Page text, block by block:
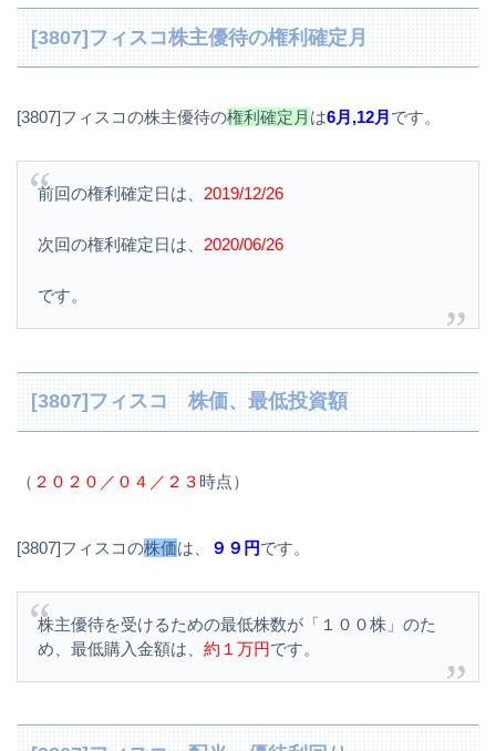
[3807]フィスコ株主優待の権利確定月
[3807]フィスコの株主優待の権利確定月 は6月,12月 です。
前回の権利確定日は、 2019/12/26
次回の権利確定日は、 2020/06/26
です。
[3807]フィスコ 株価、最低投資額
（ ２０２０／０４／２３時点）
[3807]フィスコの株価は、 ９９円です。
株主優待を受けるための最低株数が「１００株」のた
め、最低購入金額は、 約１万円です。